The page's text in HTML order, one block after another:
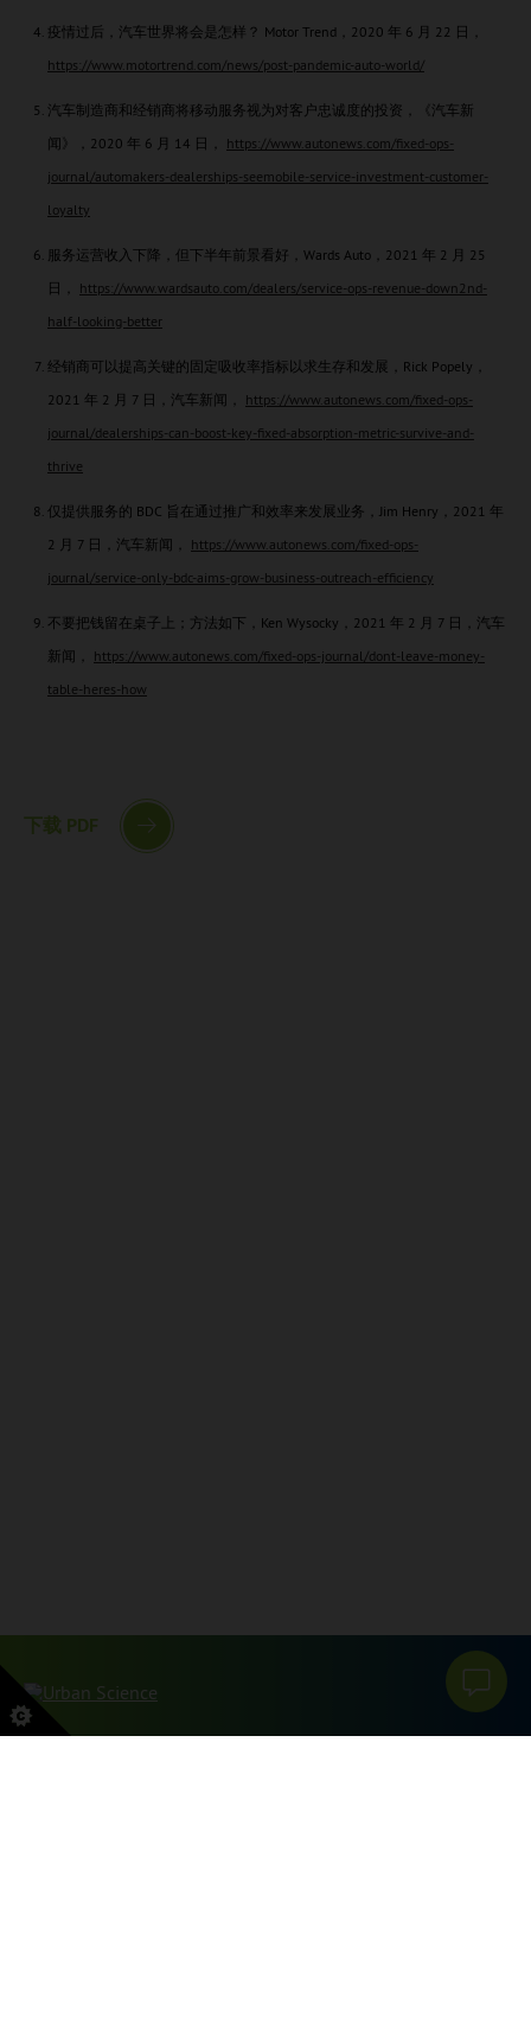
疫情过后，汽车世界将会是怎样？ Motor Trend，2020 年 6 月 22 日，
https://www.motortrend.com/news/post-pandemic-auto-world/
汽车制造商和经销商将移动服务视为对客户忠诚度的投资，《汽车新
闻》，2020 年 6 月 14 日， https://www.autonews.com/fixed-ops-
journal/automakers-dealerships-seemobile-service-investment-customer-
loyalty
服务运营收入下降，但下半年前景看好，Wards Auto，2021 年 2 月 25
日， https://www.wardsauto.com/dealers/service-ops-revenue-down2nd-
half-looking-better
经销商可以提高关键的固定吸收率指标以求生存和发展，Rick Popely，
2021 年 2 月 7 日，汽车新闻， https://www.autonews.com/fixed-ops-
journal/dealerships-can-boost-key-fixed-absorption-metric-survive-and-
thrive
仅提供服务的 BDC 旨在通过推广和效率来发展业务，Jim Henry，2021 年
2 月 7 日，汽车新闻， https://www.autonews.com/fixed-ops-
journal/service-only-bdc-aims-grow-business-outreach-efficiency
不要把钱留在桌子上；方法如下，Ken Wysocky，2021 年 2 月 7 日，汽车
新闻， https://www.autonews.com/fixed-ops-journal/dont-leave-money-
table-heres-how
下载 PDF